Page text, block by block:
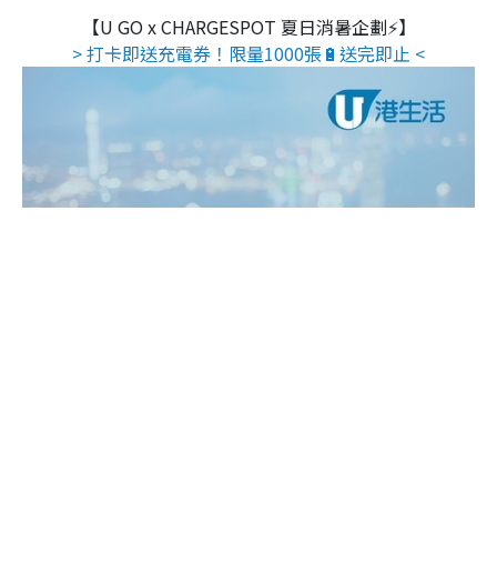
【U GO x CHARGESPOT 夏日消暑企劃⚡】
> 打卡即送充電券！限量1000張🔋送完即止 <